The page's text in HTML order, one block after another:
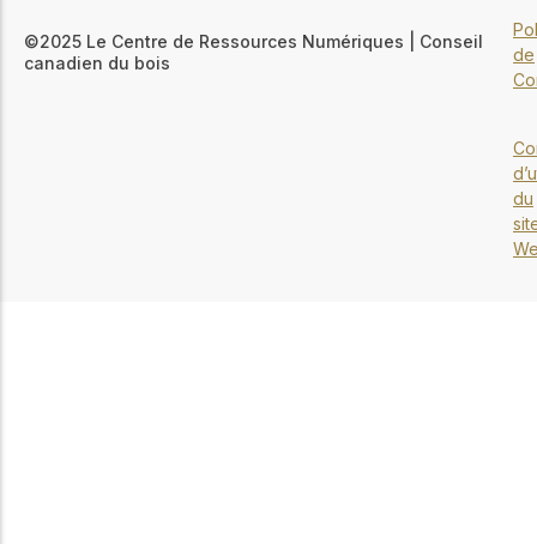
©2025 Le Centre de Ressources Numériques | Conseil
canadien du bois
de
du